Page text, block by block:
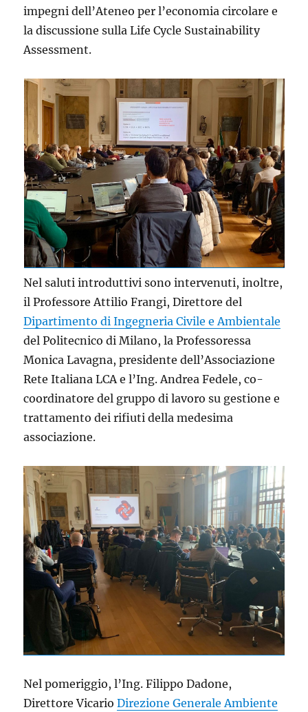
impegni dell’Ateneo per l’economia circolare e
la discussione sulla Life Cycle Sustainability
Assessment.
Nel saluti introduttivi sono intervenuti, inoltre,
il Professore Attilio Frangi, Direttore del
Dipartimento di Ingegneria Civile e Ambientale
del Politecnico di Milano, la Professoressa
Monica Lavagna, presidente dell’Associazione
Rete Italiana LCA e l’Ing. Andrea Fedele, co-
coordinatore del gruppo di lavoro su gestione e
trattamento dei rifiuti della medesima
associazione.
Nel pomeriggio, l’Ing. Filippo Dadone,
Direttore VicarioDirezione Generale Ambiente